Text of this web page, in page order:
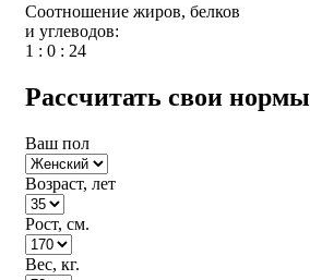
Cоотношение жиров, белков
и углеводов:
1 : 0 : 24
Рассчитать свои нормы
Ваш пол
Возраст, лет
Рост, см.
Вес, кг.